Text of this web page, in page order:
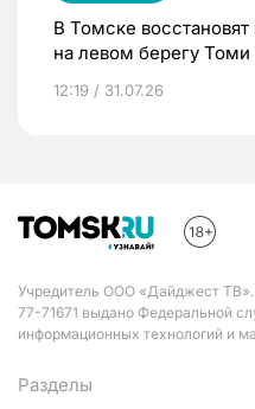
В Томске
на левом берегу Томи
12:19 / 31.07.26
Учредитель ООО «Дайджест
77-71671 выдано Федеральной
информационных технологий и
Разделы